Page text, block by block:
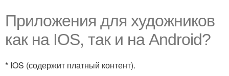
Приложения для художников
как на IOS, так и на Android?
* IOS (содержит платный контент).